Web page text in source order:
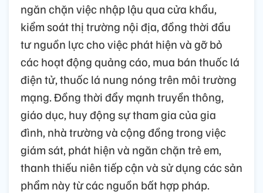
ngăn chặn việc nhập lậu qua cửa khẩu,
kiểm soát thị trường nội địa, đồng thời đầu
tư nguồn lực cho việc phát hiện và gỡ bỏ
các hoạt động quảng cáo, mua bán thuốc lá
điện tử, thuốc lá nung nóng trên môi trường
mạng. Đồng thời đẩy mạnh truyền thông,
giáo dục, huy động sự tham gia của gia
đình, nhà trường và cộng đồng trong việc
giám sát, phát hiện và ngăn chặn trẻ em,
thanh thiếu niên tiếp cận và sử dụng các sản
phẩm này từ các nguồn bất hợp pháp.